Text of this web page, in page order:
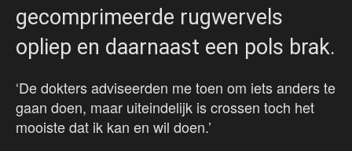
gecomprimeerde rugwervels
opliep en daarnaast een pols brak.
‘De dokters adviseerden me toen om iets anders te
gaan doen, maar uiteindelijk is crossen toch het
mooiste dat ik kan en wil doen.’